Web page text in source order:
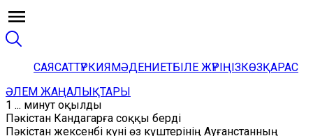
САЯСАТТҮРКИЯМӘДЕНИЕТБІЛЕ ЖҮРІҢІЗКӨЗҚАРАС
ӘЛЕМ ЖАҢАЛЫҚТАРЫ
1 ... минут оқылды
Пәкістан Кандагарға соққы берді
Пәкістан жексенбі күні өз күштерінің Ауғанстанның